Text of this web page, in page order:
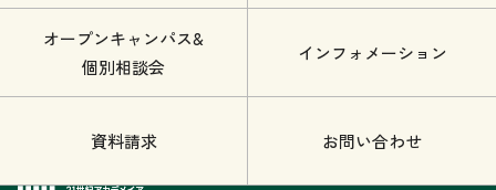
オープンキャンパス&
個別相談会
インフォメーション
資料請求 お問い合わせ